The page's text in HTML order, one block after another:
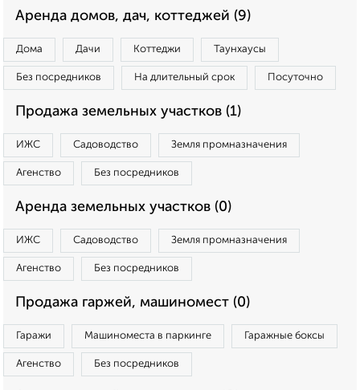
Аренда домов, дач, коттеджей (9)
Дома Дачи Коттеджи Таунхаусы
Без посредников На длительный срок Посуточно
Продажа земельных участков (1)
ИЖС Садоводство Земля промназначения
Агенство Без посредников
Аренда земельных участков (0)
ИЖС Садоводство Земля промназначения
Агенство Без посредников
Продажа гаржей, машиномест (0)
Гаражи Машиноместа в паркинге Гаражные боксы
Агенство Без посредников